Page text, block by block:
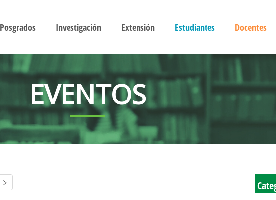
Posgrados Investigación Extensión Estudiantes Docentes
EVENTOS